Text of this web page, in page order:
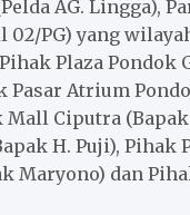
AG. Lingga),
02/PG) yang
Plaza Pondok
Pasar Atrium
Mall Ciputra
H. Puji), Pihak
Maryono) dan